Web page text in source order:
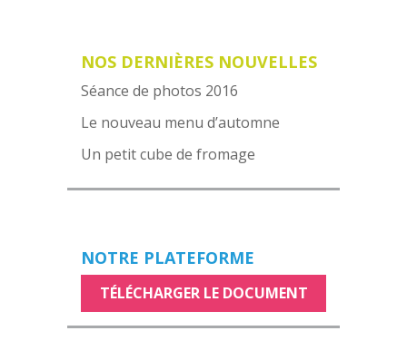
NOS DERNIÈRES NOUVELLES
Séance de photos 2016
Le nouveau menu d’automne
Un petit cube de fromage
NOTRE PLATEFORME
TÉLÉCHARGER LE DOCUMENT